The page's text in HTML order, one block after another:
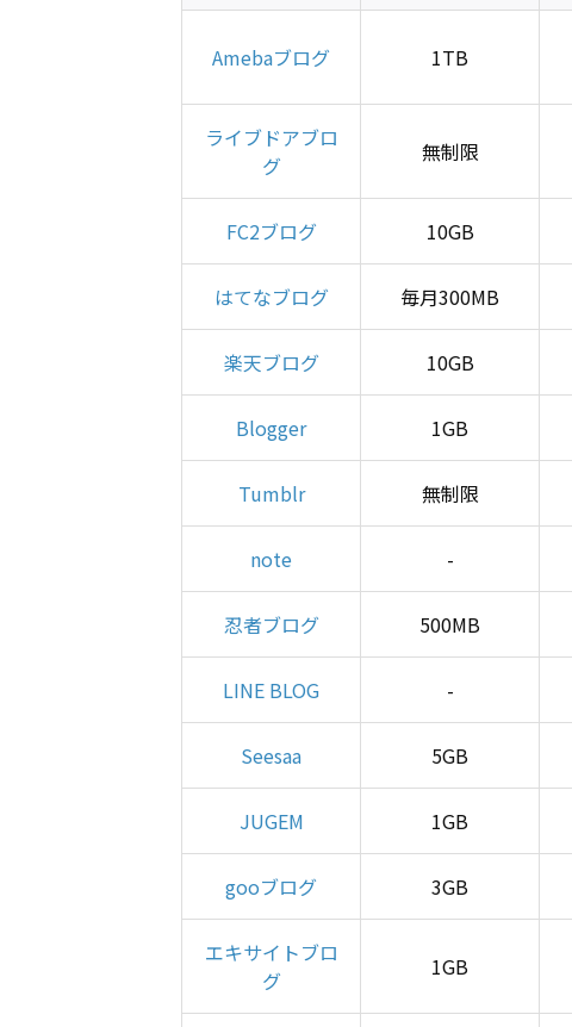
Amebaブログ 1TB
ライブドアブロ
グ
無制限
FC2ブログ 10GB
はてなブログ 毎月300MB
楽天ブログ 10GB
Blogger 1GB
Tumblr 無制限
note -
忍者ブログ 500MB
LINE BLOG -
Seesaa 5GB
JUGEM 1GB
gooブログ 3GB
エキサイトブロ
グ
1GB